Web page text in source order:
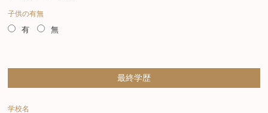
子供の有無
有 無
最終学歴
学校名